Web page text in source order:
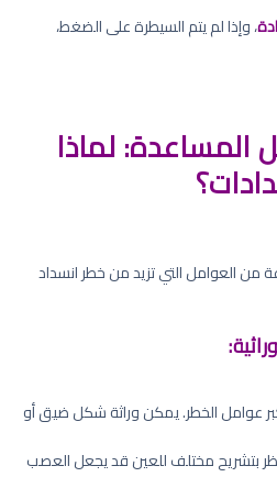
، وإذا لم يتم السيطرة على الضغط،
المساعدة: لماذا
العوامل التي تزيد من خطر انسداد
عوامل الخطر. يمكن وراثة شكل ضيق أو
بتشريح مختلف للعين قد يجعل العصب